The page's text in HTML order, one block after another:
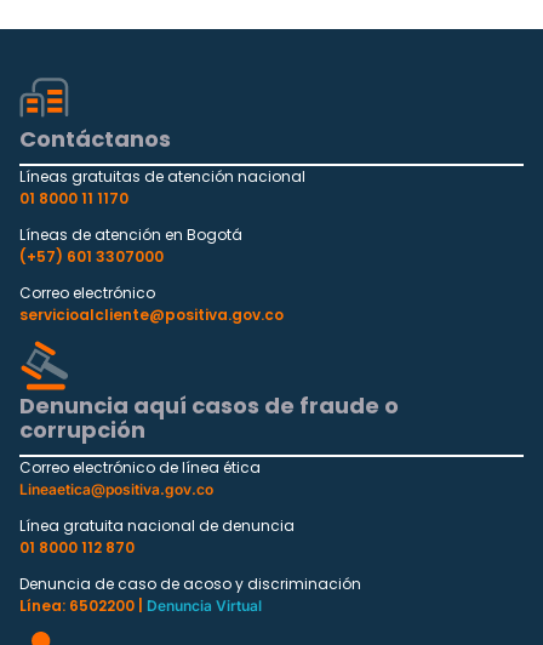
Contáctanos
Líneas gratuitas de atención nacional
01 8000 11 1170
Líneas de atención en Bogotá
(+57) 601 3307000
Correo electrónico
servicioalcliente@positiva.gov.co
Denuncia aquí casos de fraude o
corrupción
Correo electrónico de línea ética
Lineaetica@positiva.gov.co
Línea gratuita nacional de denuncia
01 8000 112 870
Denuncia de caso de acoso y discriminación
Línea: 6502200 |
Denuncia Virtual